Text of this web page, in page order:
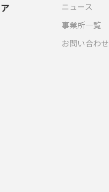
ニュース
事業所一覧
お問い合わせ